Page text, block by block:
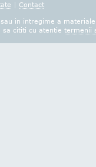
| Contact
in intregime a
sa cititi cu atentie termenii